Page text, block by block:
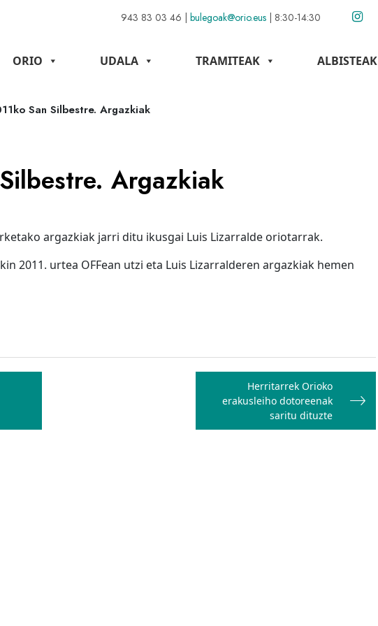
943 83 03 46 | bulegoak@orio.eus | 8:30-14:30
ORIO UDALA TRAMITEAK ALBISTEAK
San Silbestre. Argazkiak
Argazkiak
argazkiak jarri ditu ikusgai Luis Lizarralde oriotarrak.
2011. urtea OFFean utzi eta Luis Lizarralderen argazkiak hemen
Herritarrek Orioko
erakusleiho dotoreenak
saritu dituzte